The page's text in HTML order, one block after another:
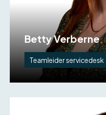
Betty Verberne
Teamleider servicedesk